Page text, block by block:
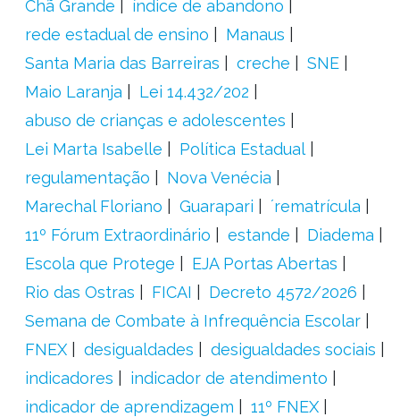
Chã Grande
índice de abandono
rede estadual de ensino
Manaus
Santa Maria das Barreiras
creche
SNE
Maio Laranja
Lei 14.432/202
abuso de crianças e adolescentes
Lei Marta Isabelle
Política Estadual
regulamentação
Nova Venécia
Marechal Floriano
Guarapari
´rematrícula
11º Fórum Extraordinário
estande
Diadema
Escola que Protege
EJA Portas Abertas
Rio das Ostras
FICAI
Decreto 4572/2026
Semana de Combate à Infrequência Escolar
FNEX
desigualdades
desigualdades sociais
indicadores
indicador de atendimento
indicador de aprendizagem
11º FNEX